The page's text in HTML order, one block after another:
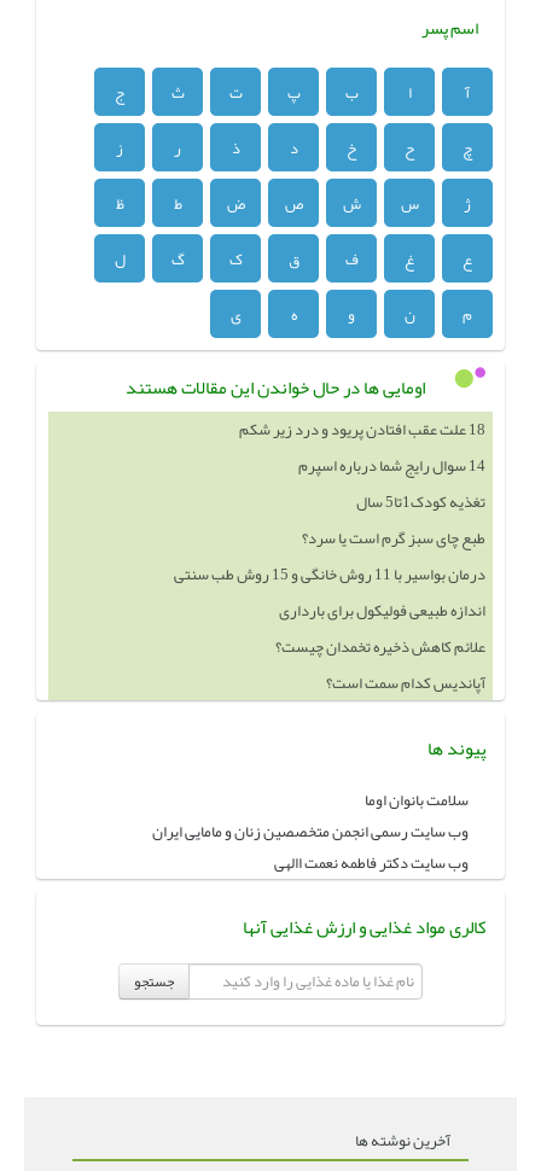
اسم پسر
آ ا ب پ ت ث
ج
چ
ح خ د ذ ر
ز
ژ
س ش ص ض ط
ظ
ع
غ ف ق ک گ
ل
م
ن و ه ی
اومایی ها در حال خواندن این مقالات هستند
18 علت عقب افتادن پریود و درد زیر شکم
14 سوال رایج شما درباره اسپرم
تغذیه کودک1تا5 سال
طبع چای سبز گرم است یا سرد؟
درمان بواسیر با 11 روش خانگی و 15 روش طب سنتی
اندازه طبیعی فولیکول برای بارداری
علائم کاهش ذخیره تخمدان چیست؟
آپاندیس کدام سمت است؟
پیوند ها
سلامت بانوان اوما
وب سایت رسمی انجمن متخصصین زنان و مامایی ایران
وب سایت دکتر فاطمه نعمت االهی
کالری مواد غذایی و ارزش غذایی آنها
جستجو
آخرین نوشته ها